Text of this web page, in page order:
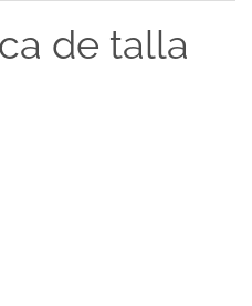
de talla